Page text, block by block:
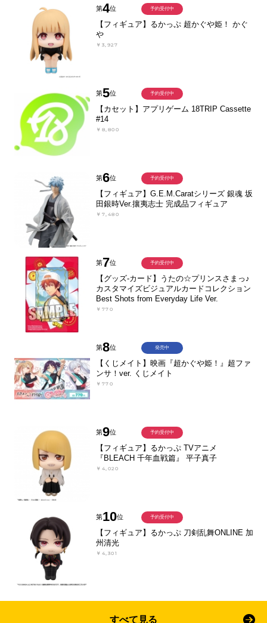
第4位
【フィギュア】るかっぷ 超かぐや姫！ かぐ
や
￥3,927
予約受付中
第5位
【カセット】アプリゲーム 18TRIP Cassette
#14
￥8,800
予約受付中
第6位
【フィギュア】G.E.M.Caratシリーズ 銀魂 坂
田銀時Ver.攘夷志士 完成品フィギュア
￥7,480
予約受付中
第7位
【グッズ-カード】うたの☆プリンスさまっ♪
カスタマイズビジュアルカードコレクション
Best Shots from Everyday Life Ver.
￥770
予約受付中
第8位
【くじメイト】映画『超かぐや姫！』超ファ
ンサ！ver. くじメイト
￥770
発売中
第9位
【フィギュア】るかっぷ TVアニメ
『BLEACH 千年血戦篇』 平子真子
￥4,020
予約受付中
第10位
【フィギュア】るかっぷ 刀剣乱舞ONLINE 加
州清光
￥4,301
予約受付中
すべて見る